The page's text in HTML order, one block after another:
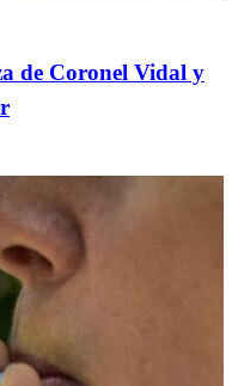
de Coronel Vidal y